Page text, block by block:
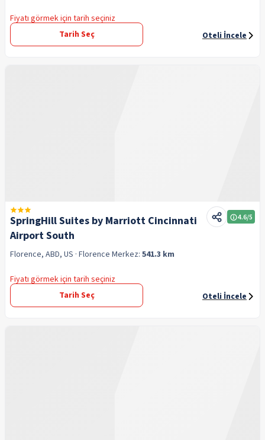
Fiyatı görmek için tarih seçiniz
Tarih Seç
Oteli İncele
SpringHill Suites by Marriott Cincinnati
Airport South
4.6/5
Florence, ABD, US · Florence Merkez: 541.3 km
Fiyatı görmek için tarih seçiniz
Tarih Seç
Oteli İncele